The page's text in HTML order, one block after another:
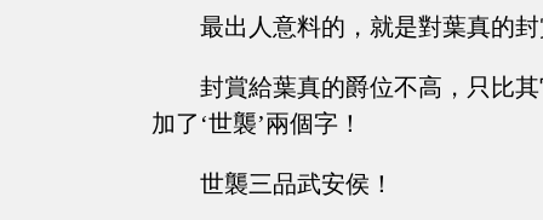
最出人意料的，就是對葉真的
封賞給葉真的爵位不高，只比
加了‘世襲’兩個字！
世襲三品武安侯！